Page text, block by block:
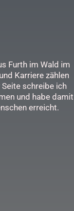
Furth im Wald im
Karriere zählen
schreibe ich
und habe damit
erreicht.